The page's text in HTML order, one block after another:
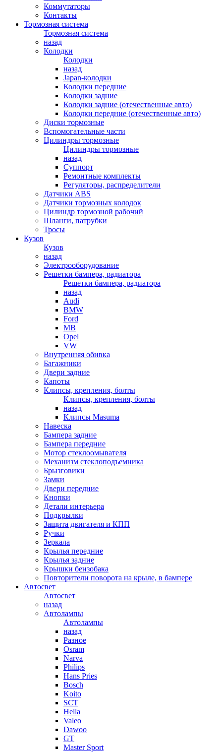
Коммутаторы
Контакты
Тормозная система
Тормозная система
назад
Колодки
Колодки
назад
Japan-колодки
Колодки передние
Колодки задние
Колодки задние (отечественные авто)
Колодки передние (отечественные авто)
Диски тормозные
Вспомогательные части
Цилиндры тормозные
Цилиндры тормозные
назад
Суппорт
Ремонтные комплекты
Регуляторы, распределители
Датчики ABS
Датчики тормозных колодок
Цилиндр тормозной рабочий
Шланги, патрубки
Тросы
Кузов
Кузов
назад
Электрооборудование
Решетки бампера, радиатора
Решетки бампера, радиатора
назад
Audi
BMW
Ford
MB
Opel
VW
Внутренняя обивка
Багажники
Двери задние
Капоты
Клипсы, крепления, болты
Клипсы, крепления, болты
назад
Клипсы Masuma
Навеска
Бампера задние
Бампера передние
Мотор стеклоомывателя
Механизм стеклоподъемника
Брызговики
Замки
Двери передние
Кнопки
Детали интерьера
Подкрылки
Защита двигателя и КПП
Ручки
Зеркала
Крылья передние
Крылья задние
Крышки бензобака
Повторители поворота на крыле, в бампере
Автосвет
Автосвет
назад
Автолампы
Автолампы
назад
Разное
Osram
Narva
Philips
Hans Pries
Bosch
Koito
SCT
Hella
Valeo
Dawoo
GT
Master Sport